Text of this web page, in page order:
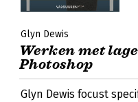
Glyn Dewis
Werken met
Photoshop
Glyn Dewis focust